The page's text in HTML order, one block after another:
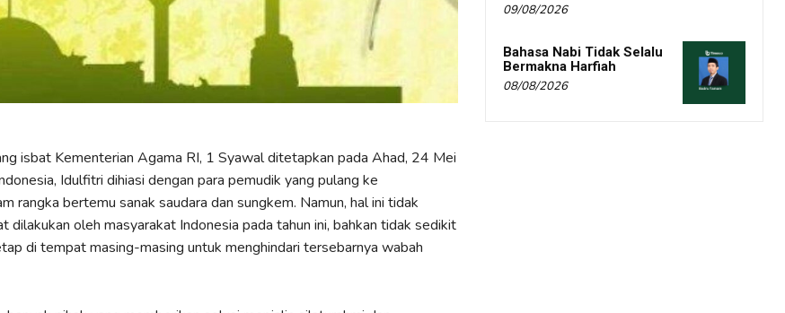
isbat Kementerian Agama RI, 1 Syawal ditetapkan pada Ahad, 24 Mei
Idulfitri dihiasi dengan para pemudik yang pulang ke
rangka bertemu sanak saudara dan sungkem. Namun, hal ini tidak
dilakukan oleh masyarakat Indonesia pada tahun ini, bahkan tidak sedikit
di tempat masing-masing untuk menghindari tersebarnya wabah
09/08/2026
Bahasa Nabi Tidak Selalu
Bermakna Harfiah
08/08/2026